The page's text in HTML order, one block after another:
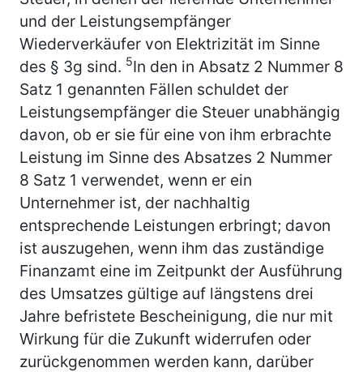
und der Leistungsempfänger
Wiederverkäufer von Elektrizität im Sinne
des § 3g sind. 5In den in Absatz 2 Nummer 8
Satz 1 genannten Fällen schuldet der
Leistungsempfänger die Steuer unabhängig
davon, ob er sie für eine von ihm erbrachte
Leistung im Sinne des Absatzes 2 Nummer
8 Satz 1 verwendet, wenn er ein
Unternehmer ist, der nachhaltig
entsprechende Leistungen erbringt; davon
ist auszugehen, wenn ihm das zuständige
Finanzamt eine im Zeitpunkt der Ausführung
des Umsatzes gültige auf längstens drei
Jahre befristete Bescheinigung, die nur mit
Wirkung für die Zukunft widerrufen oder
zurückgenommen werden kann, darüber